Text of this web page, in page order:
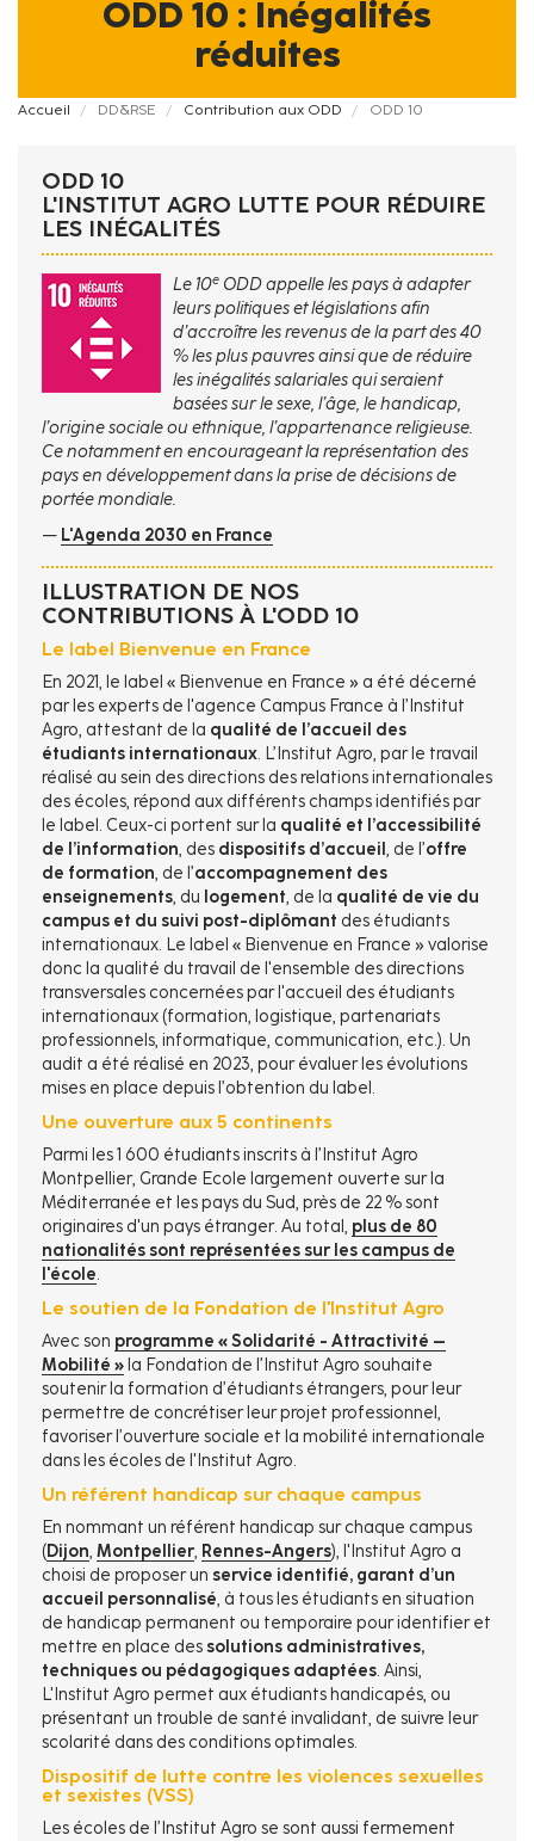
ODD 10 : Inégalités
réduites
FilAccueil DD&RSE Contribution aux ODD ODD 10
ODD 10
L'INSTITUT AGRO LUTTE POUR RÉDUIRE
LES INÉGALITÉS
Le 10e ODD appelle les pays à adapter
leurs politiques et législations afin
d’accroître les revenus de la part des 40
% les plus pauvres ainsi que de réduire
les inégalités salariales qui seraient
basées sur le sexe, l’âge, le handicap,
l’origine sociale ou ethnique, l’appartenance religieuse.
Ce notamment en encourageant la représentation des
pays en développement dans la prise de décisions de
portée mondiale.
— L'Agenda 2030 en France
ILLUSTRATION DE NOS
CONTRIBUTIONS À L'ODD 10
Le label Bienvenue en France
En 2021, le label « Bienvenue en France » a été décerné
par les experts de l'agence Campus France à l’Institut
Agro, attestant de la qualité de l’accueil des
étudiants internationaux. L’Institut Agro, par le travail
réalisé au sein des directions des relations internationales
des écoles, répond aux différents champs identifiés par
le label. Ceux-ci portent sur la qualité et l’accessibilité
de l’information, des dispositifs d’accueil , de l’offre
de formation, de l’accompagnement des
enseignements, du logement, de la qualité de vie du
campus et du suivi post-diplômant des étudiants
internationaux. Le label « Bienvenue en France » valorise
donc la qualité du travail de l'ensemble des directions
transversales concernées par l'accueil des étudiants
internationaux (formation, logistique, partenariats
professionnels, informatique, communication, etc.). Un
audit a été réalisé en 2023, pour évaluer les évolutions
mises en place depuis l’obtention du label.
Une ouverture aux 5 continents
Parmi les 1 600 étudiants inscrits à l’Institut Agro
Montpellier, Grande Ecole largement ouverte sur la
Méditerranée et les pays du Sud, près de 22 % sont
originaires d'un pays étranger. Au total, plus de 80
nationalités sont représentées sur les campus de
l'école.
Le soutien de la Fondation de l'Institut Agro
Avec son programme « Solidarité - Attractivité –
Mobilité » la Fondation de l’Institut Agro souhaite
soutenir la formation d’étudiants étrangers, pour leur
permettre de concrétiser leur projet professionnel,
favoriser l’ouverture sociale et la mobilité internationale
dans les écoles de l'Institut Agro.
Un référent handicap sur chaque campus
En nommant un référent handicap sur chaque campus
(Dijon, Montpellier, Rennes-Angers), l'Institut Agro a
choisi de proposer un service identifié, garant d’un
accueil personnalisé, à tous les étudiants en situation
de handicap permanent ou temporaire pour identifier et
mettre en place dessolutions administratives,
techniques ou pédagogiques adaptées. Ainsi,
L'Institut Agro permet aux étudiants handicapés, ou
présentant un trouble de santé invalidant, de suivre leur
scolarité dans des conditions optimales.
Dispositif de lutte contre les violences sexuelles
et sexistes (VSS)
Les écoles de l’Institut Agro se sont aussi fermement